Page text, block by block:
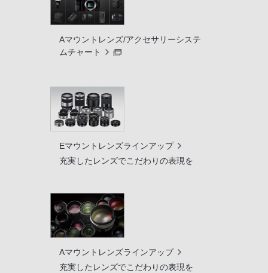
Aマウントレンズ/アクセサリーシステ
ムチャート
Eマウントレンズラインアップ
充実したレンズでこだわりの表現を
Aマウントレンズラインアップ
充実したレンズでこだわりの表現を